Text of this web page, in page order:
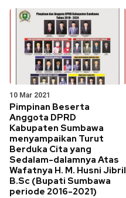
10 Mar 2021
Pimpinan Beserta
Anggota DPRD
Kabupaten Sumbawa
menyampaikan Turut
Berduka Cita yang
Sedalam-dalamnya Atas
Wafatnya H. M. Husni Jibril
B.Sc (Bupati Sumbawa
periode 2016-2021)